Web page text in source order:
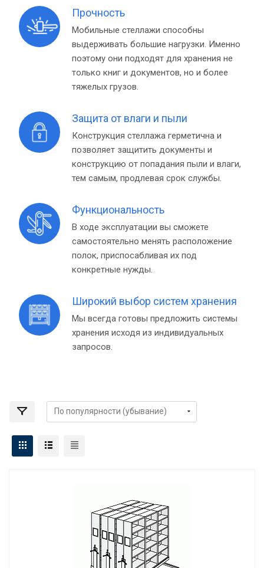
Прочность
Мобильные стеллажи способны
выдерживать большие нагрузки. Именно
поэтому они подходят для хранения не
только книг и документов, но и более
тяжелых грузов.
Защита от влаги и пыли
Конструкция стеллажа герметична и
позволяет защитить документы и
конструкцию от попадания пыли и влаги,
тем самым, продлевая срок службы.
Функциональность
В ходе эксплуатации вы сможете
самостоятельно менять расположение
полок, приспосабливая их под
конкретные нужды.
Широкий выбор систем хранения
Мы всегда готовы предложить системы
хранения исходя из индивидуальных
запросов.